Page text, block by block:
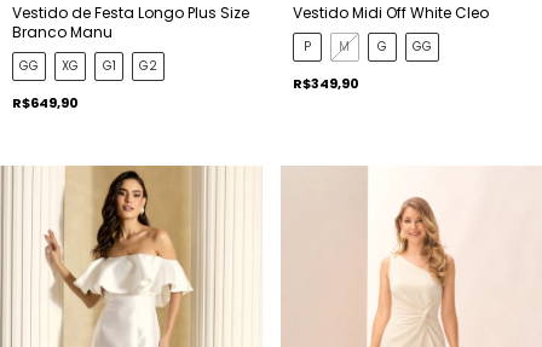
Vestido de Festa Longo Plus Size
Branco Manu
GG XG G1 G2
R$649,90
Vestido Midi Off White Cleo
P M G GG
R$349,90